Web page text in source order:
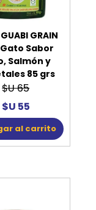
GRAIN
Gato Sabor
Salmón y
85 grs
$U 65
$U 55
al carrito